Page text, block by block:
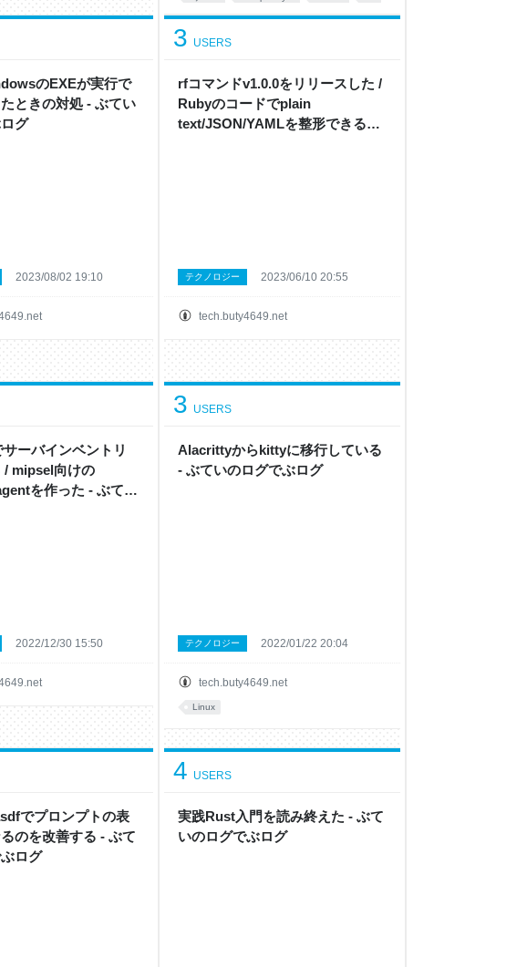
運用 カメラ
のEXEが実行で
ときの対処 - ぶてい
グ
2023/08/02 19:10
rfコマンドv1.0.0をリリースした /
Rubyのコードでplain
text/JSON/YAMLを整形できる
3 USERS
tech.buty4649.net
テクノロジー 2023/06/10 20:55
ーバインベントリ
/ mipsel向けの
を作った - ぶてい
2022/12/30 15:50
Alacrittyからkittyに移行している
- ぶていのログでぶログ
3 USERS
tech.buty4649.net
テクノロジー 2022/01/22 20:04
Linux
でプロンプトの表
のを改善する - ぶて
ログ
実践Rust入門を読み終えた - ぶて
いのログでぶログ
4 USERS